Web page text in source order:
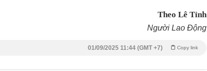
Theo Lê Tỉnh
Người Lao Động
Copy link
01/09/2025 11:44 (GMT +7)